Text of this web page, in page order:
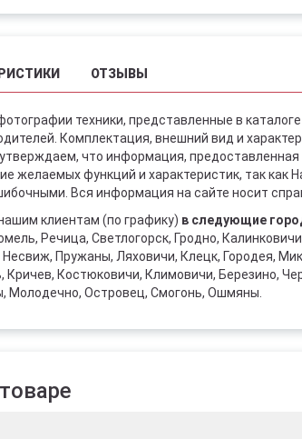
ОТЗЫВЫ
техники, представленные в
Комплектация, внешний вид и
что информация,
желаемых функций и характеристик, так как
Вся информация на сайте носит
клиентам (по графику) в следующие
Речица, Светлогорск, Гродно,
Пружаны, Ляховичи, Клецк, Городея,
Кричев, Костюковичи, Климовичи, Березино,
Молодечно, Островец, Смогонь, Ошмяны.